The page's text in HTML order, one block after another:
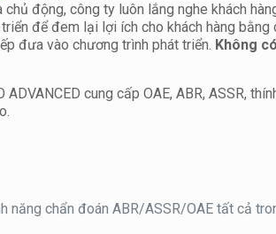
động, công ty luôn lắng nghe khách
để đem lại lợi ích cho khách hàng bằng
đưa vào chương trình phát triển. Không
cung cấp OAE, ABR, ASSR,
chẩn đoán ABR/ASSR/OAE tất cả